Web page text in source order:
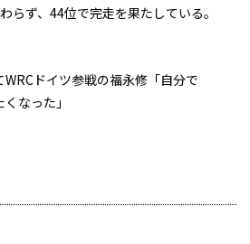
らず、44位で完走を果たしている。
WRCドイツ参戦の福永修「自分で
なった」